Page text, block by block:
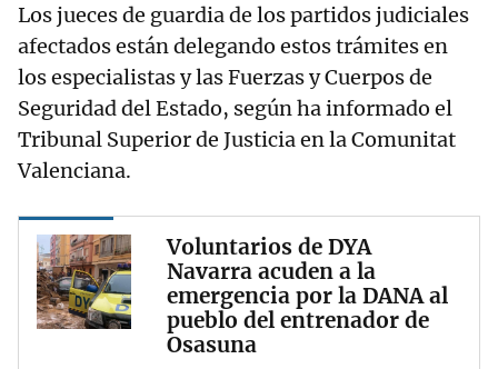
Los jueces de guardia de los partidos judiciales
afectados están delegando estos trámites en
los especialistas y las Fuerzas y Cuerpos de
Seguridad del Estado, según ha informado el
Tribunal Superior de Justicia en la Comunitat
Valenciana.
Voluntarios de DYA
Navarra acuden a la
emergencia por la DANA al
pueblo del entrenador de
Osasuna